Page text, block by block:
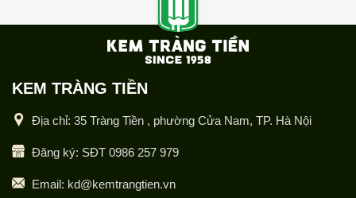
KEM TRÀNG TIỀN
Địa chỉ: 35 Tràng Tiền , phường Cửa Nam, TP. Hà Nội
Đăng ký: SĐT 0986 257 979
Email: kd@kemtrangtien.vn